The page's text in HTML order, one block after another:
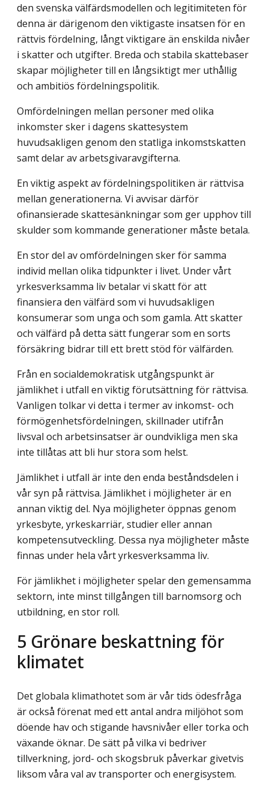
den svenska välfärdsmodellen och legitimiteten för
denna är därigenom den viktigaste insatsen för en
rättvis fördelning, långt viktigare än enskilda nivåer
i skatter och utgifter. Breda och stabila skattebaser
skapar möjligheter till en långsiktigt mer uthållig
och ambitiös fördelningspolitik.
Omfördelningen mellan personer med olika
inkomster sker i dagens skattesystem
huvudsakligen genom den statliga inkomstskatten
samt delar av arbetsgivaravgifterna.
En viktig aspekt av fördelningspolitiken är rättvisa
mellan generationerna. Vi avvisar därför
ofinansierade skattesänkningar som ger upphov till
skulder som kommande generationer måste betala.
En stor del av omfördelningen sker för samma
individ mellan olika tidpunkter i livet. Under vårt
yrkesverksamma liv betalar vi skatt för att
finansiera den välfärd som vi huvudsakligen
konsumerar som unga och som gamla. Att skatter
och välfärd på detta sätt fungerar som en sorts
försäkring bidrar till ett brett stöd för välfärden.
Från en socialdemokratisk utgångspunkt är
jämlikhet i utfall en viktig förutsättning för rättvisa.
Vanligen tolkar vi detta i termer av inkomst- och
förmögenhetsfördelningen, skillnader utifrån
livsval och arbetsinsatser är oundvikliga men ska
inte tillåtas att bli hur stora som helst.
Jämlikhet i utfall är inte den enda beståndsdelen i
vår syn på rättvisa. Jämlikhet i möjligheter är en
annan viktig del. Nya möjligheter öppnas genom
yrkesbyte, yrkeskarriär, studier eller annan
kompetensutveckling. Dessa nya möjligheter måste
finnas under hela vårt yrkesverksamma liv.
För jämlikhet i möjligheter spelar den gemensamma
sektorn, inte minst tillgången till barnomsorg och
utbildning, en stor roll.
5 Grönare beskattning för
klimatet
Det globala klimathotet som är vår tids ödesfråga
är också förenat med ett antal andra miljöhot som
döende hav och stigande havsnivåer eller torka och
växande öknar. De sätt på vilka vi bedriver
tillverkning, jord- och skogsbruk påverkar givetvis
liksom våra val av transporter och energisystem.